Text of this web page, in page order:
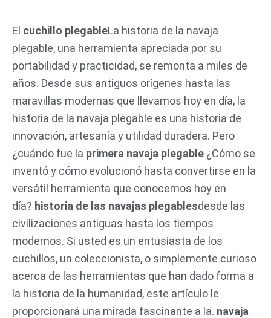
contenido
El cuchillo plegableLa historia de la navaja
plegable, una herramienta apreciada por su
portabilidad y practicidad, se remonta a miles de
años. Desde sus antiguos orígenes hasta las
maravillas modernas que llevamos hoy en día, la
historia de la navaja plegable es una historia de
innovación, artesanía y utilidad duradera. Pero
¿cuándo fue la primera navaja plegable ¿Cómo se
inventó y cómo evolucionó hasta convertirse en la
versátil herramienta que conocemos hoy en
día? historia de las navajas plegablesdesde las
civilizaciones antiguas hasta los tiempos
modernos. Si usted es un entusiasta de los
cuchillos, un coleccionista, o simplemente curioso
acerca de las herramientas que han dado forma a
la historia de la humanidad, este artículo le
proporcionará una mirada fascinante a la. navaja